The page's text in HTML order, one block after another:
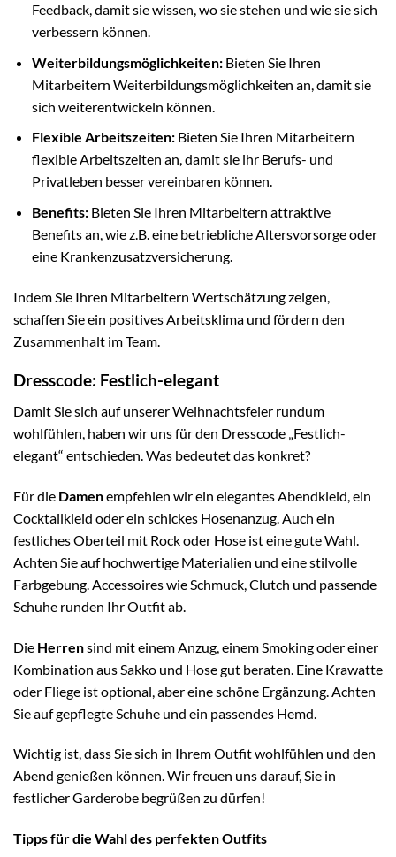
Feedback, damit sie wissen, wo sie stehen und wie sie sich
verbessern können.
Weiterbildungsmöglichkeiten:Bieten Sie Ihren
Mitarbeitern Weiterbildungsmöglichkeiten an, damit sie
sich weiterentwickeln können.
Flexible Arbeitszeiten:Bieten Sie Ihren Mitarbeitern
flexible Arbeitszeiten an, damit sie ihr Berufs- und
Privatleben besser vereinbaren können.
Benefits:Bieten Sie Ihren Mitarbeitern attraktive
Benefits an, wie z.B. eine betriebliche Altersvorsorge oder
eine Krankenzusatzversicherung.
Indem Sie Ihren Mitarbeitern Wertschätzung zeigen,
schaffen Sie ein positives Arbeitsklima und fördern den
Zusammenhalt im Team.
Dresscode: Festlich-elegant
Damit Sie sich auf unserer Weihnachtsfeier rundum
wohlfühlen, haben wir uns für den Dresscode „Festlich-
elegant“ entschieden. Was bedeutet das konkret?
Für die Damenempfehlen wir ein elegantes Abendkleid, ein
Cocktailkleid oder ein schickes Hosenanzug. Auch ein
festliches Oberteil mit Rock oder Hose ist eine gute Wahl.
Achten Sie auf hochwertige Materialien und eine stilvolle
Farbgebung. Accessoires wie Schmuck, Clutch und passende
Schuhe runden Ihr Outfit ab.
Die Herrensind mit einem Anzug, einem Smoking oder einer
Kombination aus Sakko und Hose gut beraten. Eine Krawatte
oder Fliege ist optional, aber eine schöne Ergänzung. Achten
Sie auf gepflegte Schuhe und ein passendes Hemd.
Wichtig ist, dass Sie sich in Ihrem Outfit wohlfühlen und den
Abend genießen können. Wir freuen uns darauf, Sie in
festlicher Garderobe begrüßen zu dürfen!
Tipps für die Wahl des perfekten Outfits